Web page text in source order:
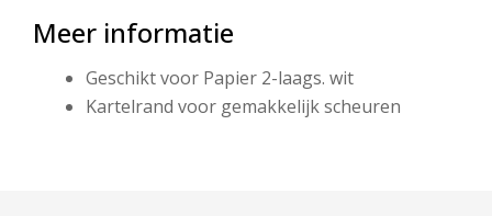
Meer informatie
Geschikt voor Papier 2-laags. wit
Kartelrand voor gemakkelijk scheuren